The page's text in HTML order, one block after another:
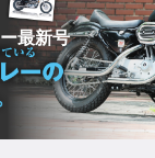
最新号